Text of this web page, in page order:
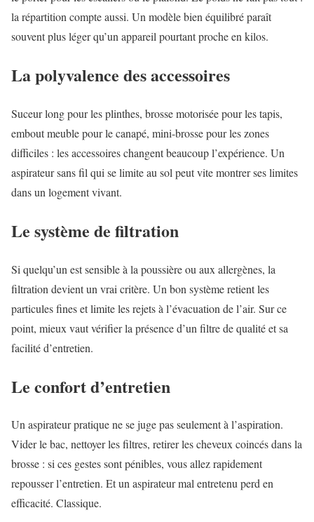
la répartition compte aussi. Un modèle bien équilibré paraît
souvent plus léger qu’un appareil pourtant proche en kilos.
La polyvalence des accessoires
Suceur long pour les plinthes, brosse motorisée pour les tapis,
embout meuble pour le canapé, mini-brosse pour les zones
difficiles : les accessoires changent beaucoup l’expérience. Un
aspirateur sans fil qui se limite au sol peut vite montrer ses limites
dans un logement vivant.
Le système de filtration
Si quelqu’un est sensible à la poussière ou aux allergènes, la
filtration devient un vrai critère. Un bon système retient les
particules fines et limite les rejets à l’évacuation de l’air. Sur ce
point, mieux vaut vérifier la présence d’un filtre de qualité et sa
facilité d’entretien.
Le confort d’entretien
Un aspirateur pratique ne se juge pas seulement à l’aspiration.
Vider le bac, nettoyer les filtres, retirer les cheveux coincés dans la
brosse : si ces gestes sont pénibles, vous allez rapidement
repousser l’entretien. Et un aspirateur mal entretenu perd en
efficacité. Classique.